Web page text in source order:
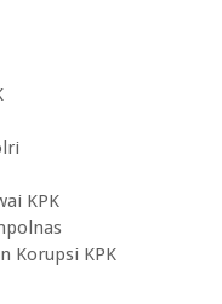
KPK
Korupsi KPK